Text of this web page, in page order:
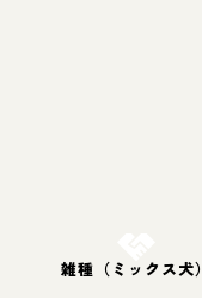
雑種（ミックス犬）